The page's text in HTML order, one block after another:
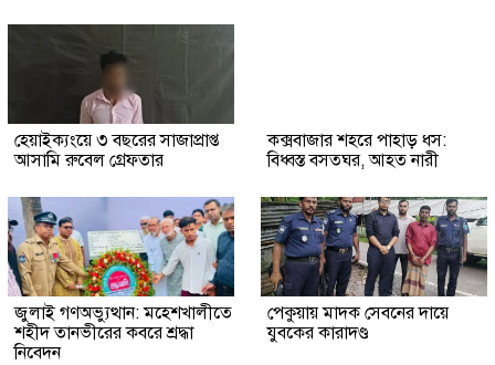
হেয়াইক্যংয়ে ৩ বছরের সাজাপ্রাপ্ত
আসামি রুবেল গ্রেফতার
কক্সবাজার শহরে পাহাড় ধস:
বিধ্বস্ত বসতঘর, আহত নারী
জুলাই গণঅভ্যুত্থান: মহেশখালীতে
শহীদ তানভীরের কবরে শ্রদ্ধা
নিবেদন
পেকুয়ায় মাদক সেবনের দায়ে
যুবকের কারাদণ্ড